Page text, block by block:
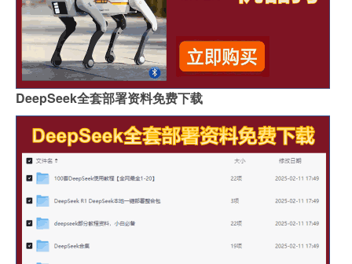
DeepSeek全套部署资料免费下载